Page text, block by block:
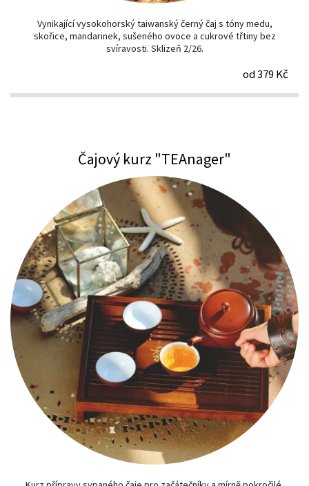
Vynikající vysokohorský taiwanský černý čaj s tóny medu,
skořice, mandarinek, sušeného ovoce a cukrové třtiny bez
svíravosti. Sklizeň 2/26.
od 379 Kč
Čajový kurz "TEAnager"